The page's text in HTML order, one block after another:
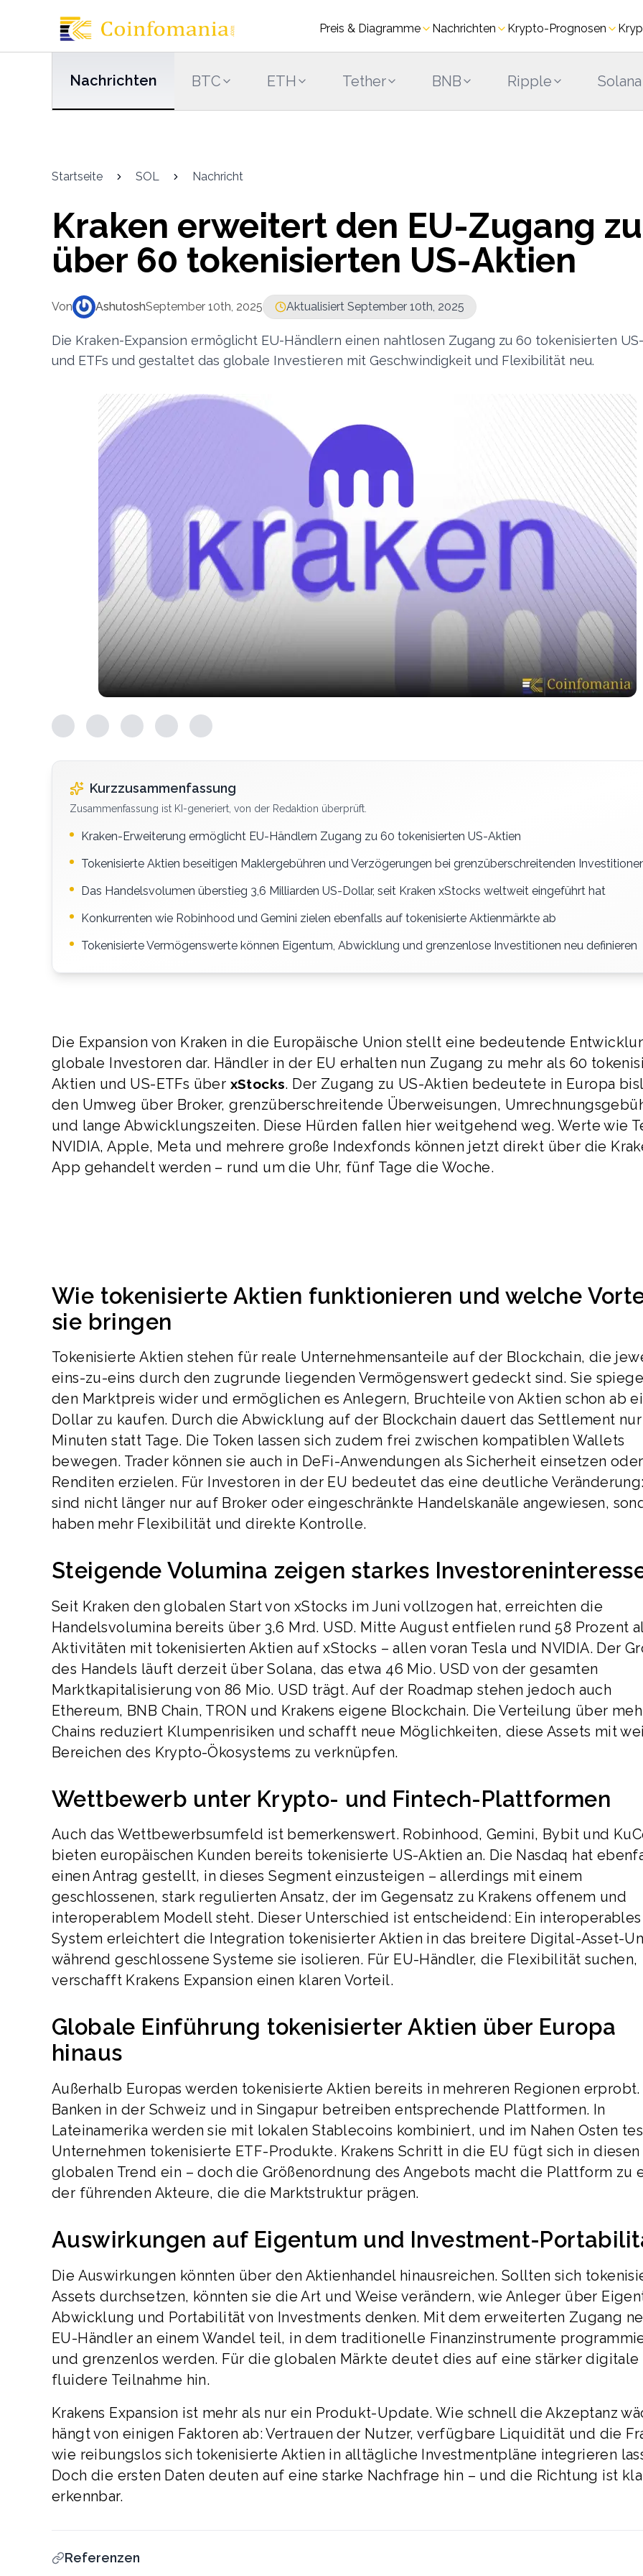
Preis & Diagramme Nachrichten Krypto-Prognosen
Nachrichten BTC ETH Tether BNB Ripple Solana
Startseite SOL Nachricht
Kraken erweitert den EU-Zugang zu
über 60 tokenisierten US-Aktien
Von AshutoshSeptember 10th, 2025 Aktualisiert September 10th, 2025
Die Kraken-Expansion ermöglicht EU-Händlern einen nahtlosen Zugang zu 60 tokenisierten
und ETFs und gestaltet das globale Investieren mit Geschwindigkeit und Flexibilität neu.
Kurzzusammenfassung
Zusammenfassung ist KI-generiert, von der Redaktion überprüft.
Kraken-Erweiterung ermöglicht EU-Händlern Zugang zu 60 tokenisierten US-Aktien
Tokenisierte Aktien beseitigen Maklergebühren und Verzögerungen bei grenzüberschreitenden
Das Handelsvolumen überstieg 3,6 Milliarden US-Dollar, seit Kraken xStocks weltweit eingeführt hat
Konkurrenten wie Robinhood und Gemini zielen ebenfalls auf tokenisierte Aktienmärkte ab
Tokenisierte Vermögenswerte können Eigentum, Abwicklung und grenzenlose Investitionen neu definieren
Die Expansion von Kraken in die Europäische Union stellt eine bedeutende
globale Investoren dar. Händler in der EU erhalten nun Zugang zu mehr als 60
Aktien und US-ETFs über xStocks. Der Zugang zu US-Aktien bedeutete in Europa
den Umweg über Broker, grenzüberschreitende Überweisungen,
und lange Abwicklungszeiten. Diese Hürden fallen hier weitgehend weg. Werte wie
NVIDIA, Apple, Meta und mehrere große Indexfonds können jetzt direkt über die
App gehandelt werden – rund um die Uhr, fünf Tage die Woche.
Wie tokenisierte Aktien funktionieren und welche
sie bringen
Tokenisierte Aktien stehen für reale Unternehmensanteile auf der Blockchain, die
eins-zu-eins durch den zugrunde liegenden Vermögenswert gedeckt sind. Sie
den Marktpreis wider und ermöglichen es Anlegern, Bruchteile von Aktien schon ab
Dollar zu kaufen. Durch die Abwicklung auf der Blockchain dauert das Settlement nur
Minuten statt Tage. Die Token lassen sich zudem frei zwischen kompatiblen Wallets
bewegen. Trader können sie auch in DeFi-Anwendungen als Sicherheit einsetzen oder
Renditen erzielen. Für Investoren in der EU bedeutet das eine deutliche
sind nicht länger nur auf Broker oder eingeschränkte Handelskanäle angewiesen,
haben mehr Flexibilität und direkte Kontrolle.
Steigende Volumina zeigen starkes
Seit Kraken den globalen Start von xStocks im Juni vollzogen hat, erreichten die
Handelsvolumina bereits über 3,6 Mrd. USD. Mitte August entfielen rund 58 Prozent
Aktivitäten mit tokenisierten Aktien auf xStocks – allen voran Tesla und NVIDIA. Der
des Handels läuft derzeit über Solana, das etwa 46 Mio. USD von der gesamten
Marktkapitalisierung von 86 Mio. USD trägt. Auf der Roadmap stehen jedoch auch
Ethereum, BNB Chain, TRON und Krakens eigene Blockchain. Die Verteilung über
Chains reduziert Klumpenrisiken und schafft neue Möglichkeiten, diese Assets mit
Bereichen des Krypto-Ökosystems zu verknüpfen.
Wettbewerb unter Krypto- und Fintech-Plattformen
Auch das Wettbewerbsumfeld ist bemerkenswert. Robinhood, Gemini, Bybit und
bieten europäischen Kunden bereits tokenisierte US-Aktien an. Die Nasdaq hat
einen Antrag gestellt, in dieses Segment einzusteigen – allerdings mit einem
geschlossenen, stark regulierten Ansatz, der im Gegensatz zu Krakens offenem und
interoperablem Modell steht. Dieser Unterschied ist entscheidend: Ein interoperables
System erleichtert die Integration tokenisierter Aktien in das breitere Digital-Asset-
während geschlossene Systeme sie isolieren. Für EU-Händler, die Flexibilität suchen,
verschafft Krakens Expansion einen klaren Vorteil.
Globale Einführung tokenisierter Aktien über Europa
hinaus
Außerhalb Europas werden tokenisierte Aktien bereits in mehreren Regionen erprobt.
Banken in der Schweiz und in Singapur betreiben entsprechende Plattformen. In
Lateinamerika werden sie mit lokalen Stablecoins kombiniert, und im Nahen Osten
Unternehmen tokenisierte ETF-Produkte. Krakens Schritt in die EU fügt sich in diesen
globalen Trend ein – doch die Größenordnung des Angebots macht die Plattform zu
der führenden Akteure, die die Marktstruktur prägen.
Auswirkungen auf Eigentum und Investment-
Die Auswirkungen könnten über den Aktienhandel hinausreichen. Sollten sich
Assets durchsetzen, könnten sie die Art und Weise verändern, wie Anleger über
Abwicklung und Portabilität von Investments denken. Mit dem erweiterten Zugang
EU-Händler an einem Wandel teil, in dem traditionelle Finanzinstrumente
und grenzenlos werden. Für die globalen Märkte deutet dies auf eine stärker digitale
fluidere Teilnahme hin.
Krakens Expansion ist mehr als nur ein Produkt-Update. Wie schnell die Akzeptanz
hängt von einigen Faktoren ab: Vertrauen der Nutzer, verfügbare Liquidität und die
wie reibungslos sich tokenisierte Aktien in alltägliche Investmentpläne integrieren
Doch die ersten Daten deuten auf eine starke Nachfrage hin – und die Richtung ist
erkennbar.
Referenzen